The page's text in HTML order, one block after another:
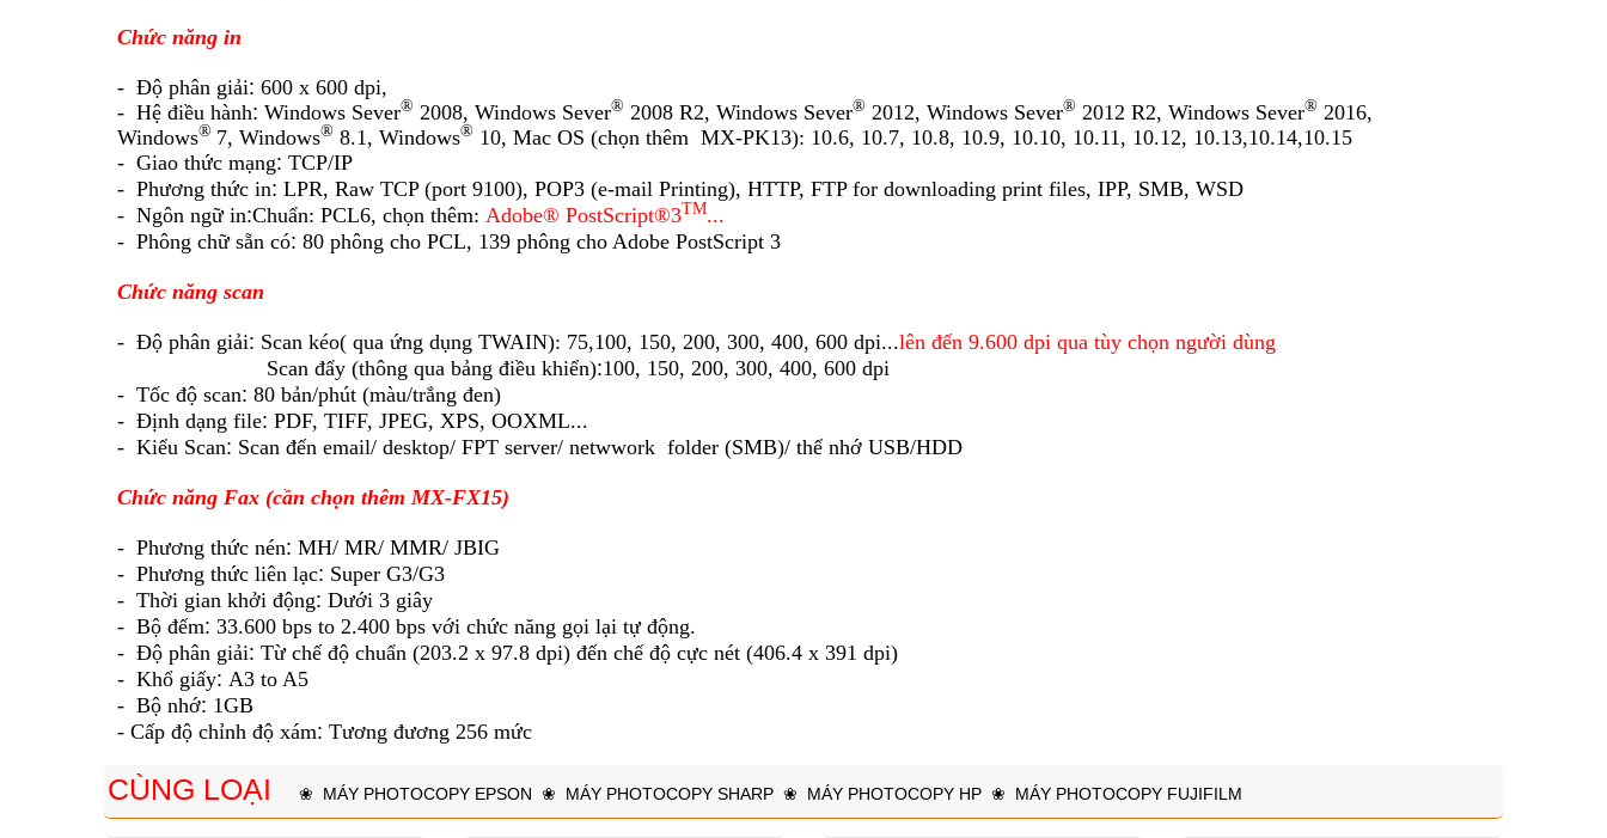
Chức năng in
- Độ phân giải: 600 x 600 dpi,
- Hệ điều hành: Windows Sever® 2008, Windows Sever® 2008 R2, Windows Sever® 2012, Windows Sever® 2012 R2, Windows Sever® 2016,
Windows® 7, Windows® 8.1, Windows® 10, Mac OS (chọn thêm MX-PK13): 10.6, 10.7, 10.8, 10.9, 10.10, 10.11, 10.12, 10.13,10.14,10.15
- Giao thức mạng: TCP/IP
- Phương thức in: LPR, Raw TCP (port 9100), POP3 (e-mail Printing), HTTP, FTP for downloading print files, IPP, SMB, WSD
- Ngôn ngữ in:Chuẩn: PCL6, chọn thêm: Adobe® PostScript®3TM...
- Phông chữ sẵn có: 80 phông cho PCL, 139 phông cho Adobe PostScript 3
Chức năng scan
- Độ phân giải: Scan kéo( qua ứng dụng TWAIN): 75,100, 150, 200, 300, 400, 600 dpi...lên đến 9.600 dpi qua tùy chọn người dùng
Scan đẩy (thông qua bảng điều khiển):100, 150, 200, 300, 400, 600 dpi
- Tốc độ scan: 80 bản/phút (màu/trắng đen)
- Định dạng file: PDF, TIFF, JPEG, XPS, OOXML...
- Kiểu Scan: Scan đến email/ desktop/ FPT server/ netwwork folder (SMB)/ thể nhớ USB/HDD
Chức năng Fax (cần chọn thêm MX-FX15)
- Phương thức nén: MH/ MR/ MMR/ JBIG
- Phương thức liên lạc: Super G3/G3
- Thời gian khởi động: Dưới 3 giây
- Bộ đếm: 33.600 bps to 2.400 bps với chức năng gọi lại tự động.
- Độ phân giải: Từ chế độ chuẩn (203.2 x 97.8 dpi) đến chế độ cực nét (406.4 x 391 dpi)
- Khổ giấy: A3 to A5
- Bộ nhớ: 1GB
- Cấp độ chỉnh độ xám: Tương đương 256 mức
CÙNG LOẠI ❀ MÁY PHOTOCOPY EPSON ❀ MÁY PHOTOCOPY SHARP ❀ MÁY PHOTOCOPY HP ❀ MÁY PHOTOCOPY FUJIFILM